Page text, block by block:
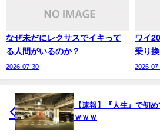
なぜ未だにレクサスでイキって
る人間がいるのか？
2026-07-30
ワイ
乗り
2026-
【速報】『人生』で初
ｗｗｗ